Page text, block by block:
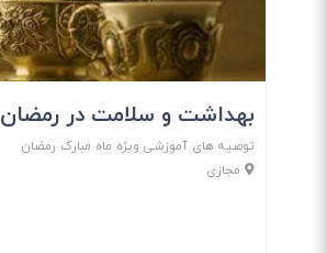
بهداشت و سلامت در رمضان
توصیه های آموزشی ویژه ماه مبارک رمضان
مجازی